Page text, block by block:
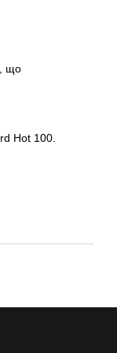
що
Hot 100.